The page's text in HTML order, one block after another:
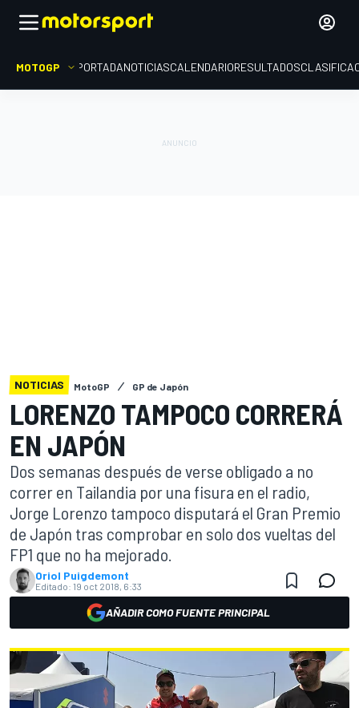
MOTOGP PORTADANOTICIASCALENDARIORESULTADOS
NOTICIAS MotoGP GP de Japón
LORENZO TAMPOCO CORRERÁ
EN JAPÓN
Dos semanas después de verse obligado a no
correr en Tailandia por una fisura en el radio,
Jorge Lorenzo tampoco disputará el Gran Premio
de Japón tras comprobar en solo dos vueltas del
FP1 que no ha mejorado.
Oriol Puigdemont
Editado: 19 oct 2018, 6:33
AÑADIR COMO FUENTE PRINCIPAL